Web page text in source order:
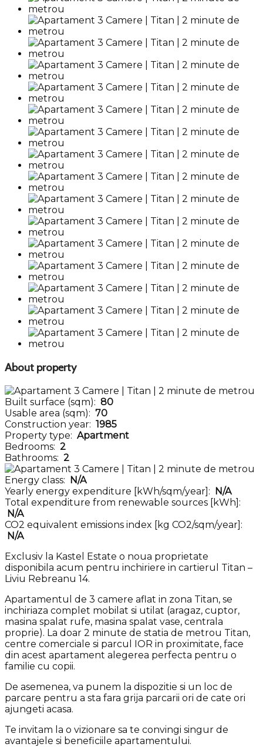
About property
Built surface (sqm): 80
Usable area (sqm): 70
Construction year: 1985
Property type: Apartment
Bedrooms: 2
Bathrooms: 2
Energy class: N/A
Yearly energy expenditure [kWh/sqm/year]: N/A
Total expenditure from renewable sources [kWh]:
N/A
CO2 equivalent emissions index [kg CO2/sqm/year]:
N/A
Exclusiv la Kastel Estate o noua proprietate
disponibila acum pentru inchiriere in cartierul Titan –
Liviu Rebreanu 14.
Apartamentul de 3 camere aflat in zona Titan, se
inchiriaza complet mobilat si utilat (aragaz, cuptor,
masina spalat rufe, masina spalat vase, centrala
proprie). La doar 2 minute de statia de metrou Titan,
centre comerciale si parcul IOR in proximitate, face
din acest apartament alegerea perfecta pentru o
familie cu copii.
De asemenea, va punem la dispozitie si un loc de
parcare pentru a sta fara grija parcarii ori de cate ori
ajungeti acasa.
Te invitam la o vizionare sa te convingi singur de
avantajele si beneficiile apartamentului.